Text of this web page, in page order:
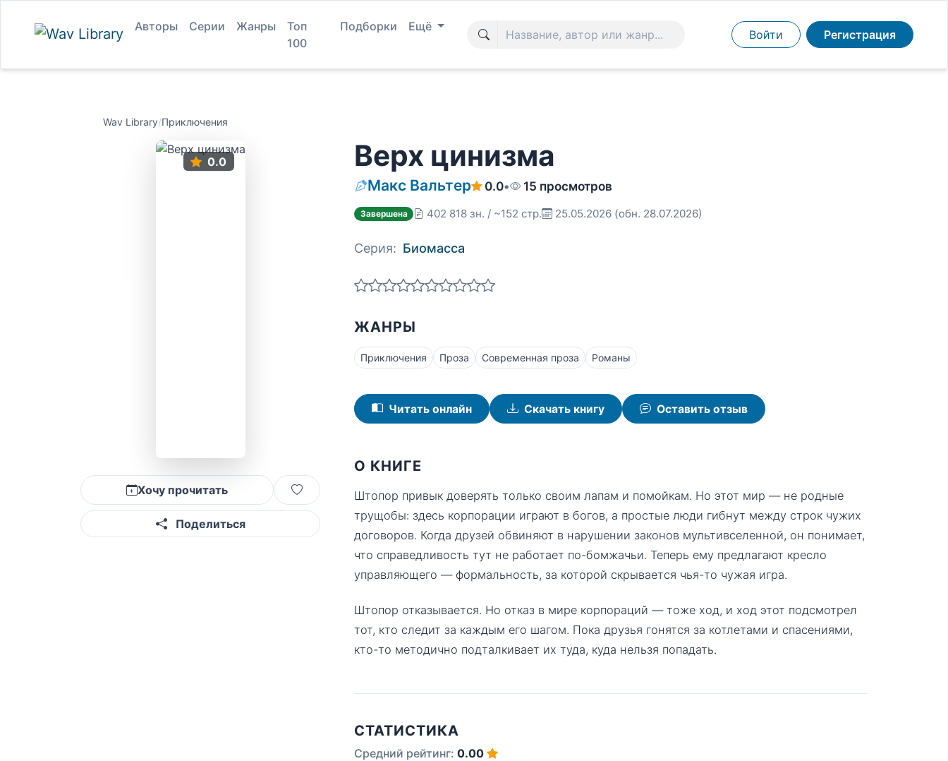
Авторы Серии Жанры
Топ
100
Подборки Ещё
Войти Регистрация
Wav Library/Приключения
0.0
Хочу прочитать
Поделиться
Верх цинизма
Макс Вальтер 0.0• 15 просмотров
Завершена 402 818 зн. / ~152 стр. 25.05.2026 (обн. 28.07.2026)
Серия: Биомасса
ЖАНРЫ
Приключения Проза Современная проза Романы
Читать онлайн Скачать книгу Оставить отзыв
О КНИГЕ
Штопор привык доверять только своим лапам и помойкам. Но этот мир — не родные
трущобы: здесь корпорации играют в богов, а простые люди гибнут между строк чужих
договоров. Когда друзей обвиняют в нарушении законов мультивселенной, он понимает,
что справедливость тут не работает по-бомжачьи. Теперь ему предлагают кресло
управляющего — формальность, за которой скрывается чья-то чужая игра.
Штопор отказывается. Но отказ в мире корпораций — тоже ход, и ход этот подсмотрел
тот, кто следит за каждым его шагом. Пока друзья гонятся за котлетами и спасениями,
кто-то методично подталкивает их туда, куда нельзя попадать.
СТАТИСТИКА
Средний рейтинг: 0.00